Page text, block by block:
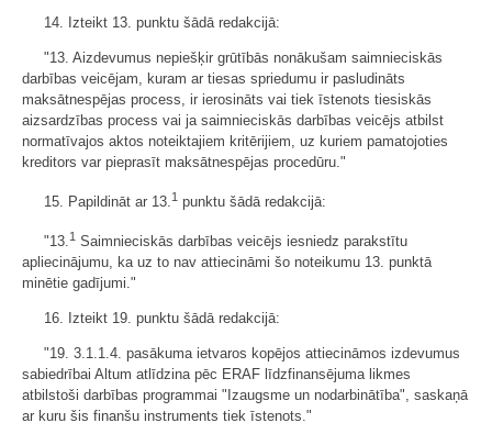
14. Izteikt 13. punktu šādā redakcijā:
"13. Aizdevumus nepiešķir grūtībās nonākušam saimnieciskās
darbības veicējam, kuram ar tiesas spriedumu ir pasludināts
maksātnespējas process, ir ierosināts vai tiek īstenots tiesiskās
aizsardzības process vai ja saimnieciskās darbības veicējs atbilst
normatīvajos aktos noteiktajiem kritērijiem, uz kuriem pamatojoties
kreditors var pieprasīt maksātnespējas procedūru."
15. Papildināt ar 13. 1 punktu šādā redakcijā:
"13.1 Saimnieciskās darbības veicējs iesniedz parakstītu
apliecinājumu, ka uz to nav attiecināmi šo noteikumu 13. punktā
minētie gadījumi."
16. Izteikt 19. punktu šādā redakcijā:
"19. 3.1.1.4. pasākuma ietvaros kopējos attiecināmos izdevumus
sabiedrībai Altum atlīdzina pēc ERAF līdzfinansējuma likmes
atbilstoši darbības programmai "Izaugsme un nodarbinātība", saskaņā
ar kuru šis finanšu instruments tiek īstenots."